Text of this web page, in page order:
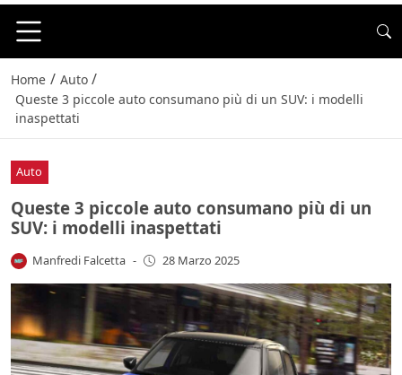
Home / Auto /
Queste 3 piccole auto consumano più di un SUV: i modelli
inaspettati
Auto
Queste 3 piccole auto consumano più di un
SUV: i modelli inaspettati
Manfredi Falcetta - 28 Marzo 2025